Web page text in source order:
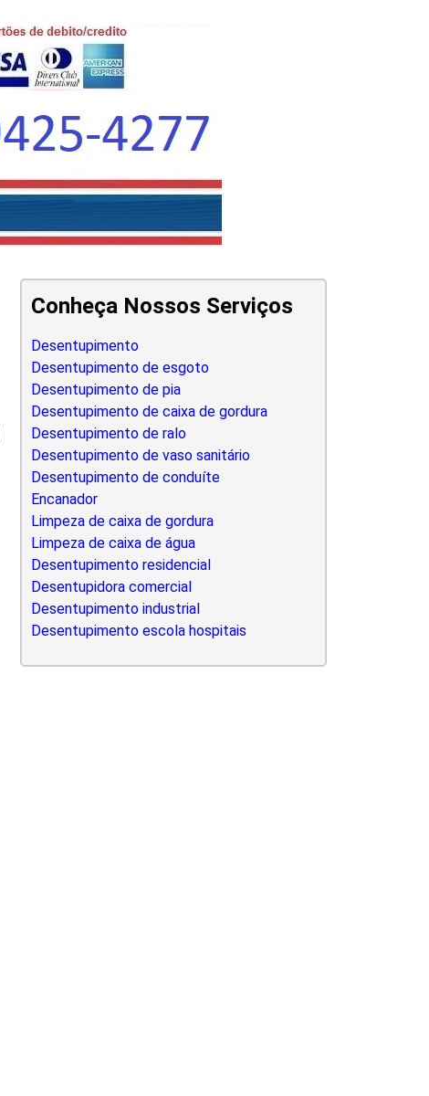
Conheça Nossos Serviços
Desentupimento
Desentupimento de esgoto
Desentupimento de pia
Desentupimento de caixa de gordura
Desentupimento de ralo
Desentupimento de vaso sanitário
Desentupimento de conduíte
Encanador
Limpeza de caixa de gordura
Limpeza de caixa de água
Desentupimento residencial
Desentupidora comercial
Desentupimento industrial
Desentupimento escola hospitais